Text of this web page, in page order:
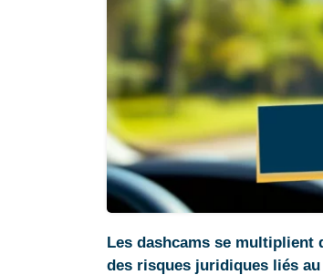
Les dashcams se multiplient
des risques juridiques liés au